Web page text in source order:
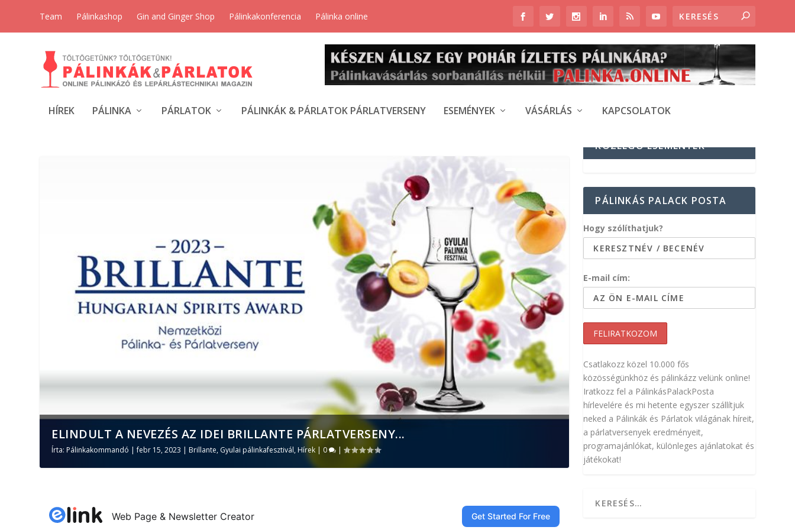
Team Pálinkashop Gin and Ginger Shop Pálinkakonferencia Pálinka online
HÍREK PÁLINKA PÁRLATOK PÁLINKÁK & PÁRLATOK PÁRLATVERSENY ESEMÉNYEK VÁSÁRLÁS KAPCSOLATOK
ELINDULT A NEVEZÉS AZ IDEI BRILLANTE PÁRLATVERSENY...
Írta: Pálinkakommandó |febr 15, 2023 | Brillante, Gyulai pálinkafesztivál, Hírek | 0 |
KÖZELGŐ ESEMÉNYEK
PÁLINKÁS PALACK POSTA
Hogy szólíthatjuk?
E-mail cím:
Csatlakozz közel 10.000 fős
közösségünkhöz és pálinkázz velünk online!
Iratkozz fel a PálinkásPalackPosta
hírlevelére és mi hetente egyszer szállítjuk
neked a Pálinkák és Párlatok világának híreit,
a párlatversenyek eredményeit,
programajánlókat, különleges ajánlatokat és
játékokat!